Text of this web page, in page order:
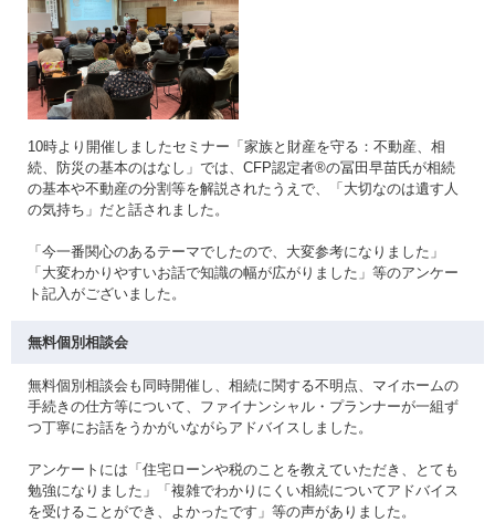
10時より開催しましたセミナー「家族と財産を守る：不動産、相
続、防災の基本のはなし」では、CFP認定者®の冨田早苗氏が相続
の基本や不動産の分割等を解説されたうえで、「大切なのは遺す人
の気持ち」だと話されました。
「今一番関心のあるテーマでしたので、大変参考になりました」
「大変わかりやすいお話で知識の幅が広がりました」等のアンケー
ト記入がございました。
無料個別相談会
無料個別相談会も同時開催し、相続に関する不明点、マイホームの
手続きの仕方等について、ファイナンシャル・プランナーが一組ず
つ丁寧にお話をうかがいながらアドバイスしました。
アンケートには「住宅ローンや税のことを教えていただき、とても
勉強になりました」「複雑でわかりにくい相続についてアドバイス
を受けることができ、よかったです」等の声がありました。